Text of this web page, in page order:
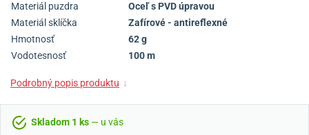
Materiál puzdra
Oceľ s PVD úpravou
Materiál sklíčka
Zafírové - antireflexné
Hmotnosť
62 g
Vodotesnosť
100 m
Podrobný popis produktu ↓
Skladom 1 ks — u vás